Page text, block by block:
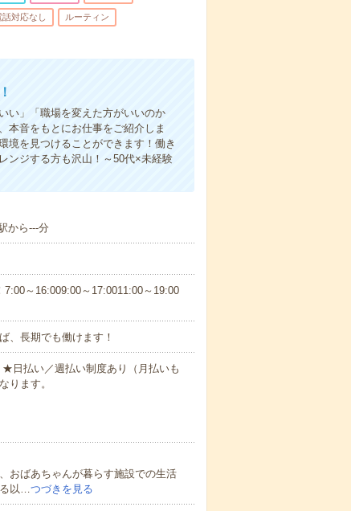
話対応なし ルーティン
い」「職場を変えた方がいいのか
本音をもとにお仕事をご紹介しま
境を見つけることができます！働き
ンジする方も沢山！～50代×未経験
から---分
～16:009:00～17:0011:00～19:00
長期でも働けます！
払い／週払い制度あり（月払いも
ります。
おばあちゃんが暮らす施設での生活
る以…つづきを見る